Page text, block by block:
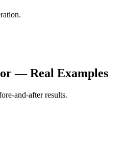
— Real Examples
and-after results.